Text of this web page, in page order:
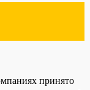
принято